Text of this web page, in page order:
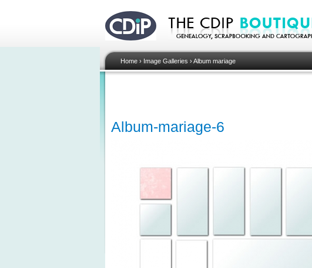
Home› Image Galleries ›Album mariage
Album-mariage-6